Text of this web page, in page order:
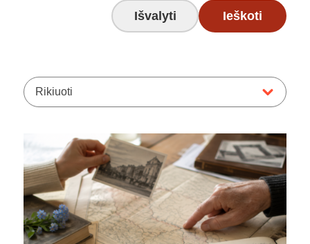
Išvalyti Ieškoti
Rikiuoti